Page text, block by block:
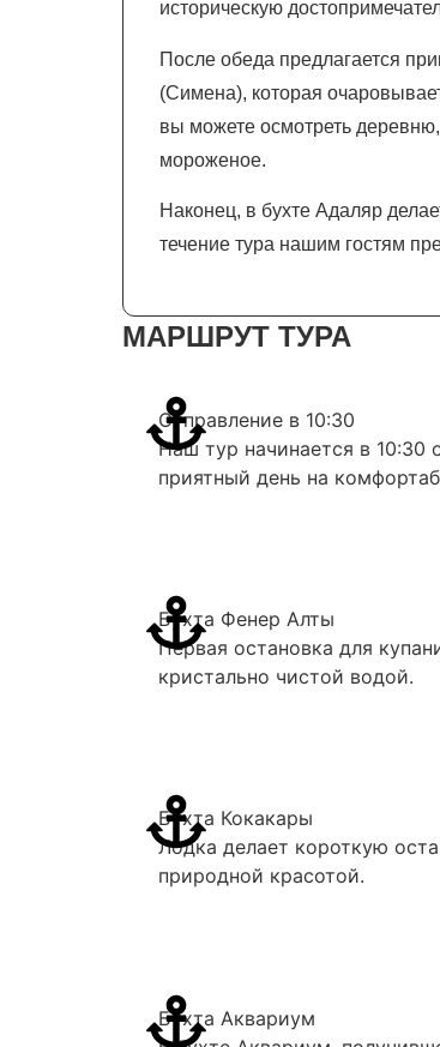
историческую
После обеда предлагается
(Симена), которая
вы можете осмотреть
мороженое.
Наконец, в бухте Адаляр
течение тура нашим гостям
МАРШРУТ ТУРА
Отправление в 10:30
Наш тур начинается в 10:30
приятный день на
Бухта Фенер Алты
Первая остановка для
кристально чистой водой.
Бухта Кокакары
Лодка делает короткую
природной красотой.
Бухта Аквариум